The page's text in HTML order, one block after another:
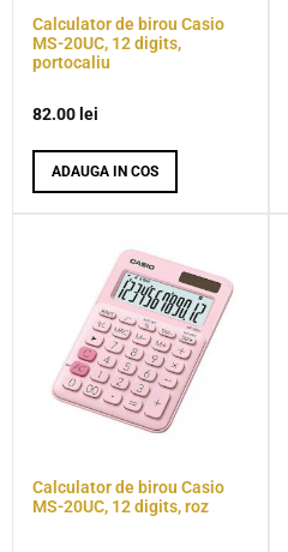
Calculator de birou Casio
MS-20UC, 12 digits,
portocaliu
82.00 lei
ADAUGA IN COS
Calculator de birou Casio
MS-20UC, 12 digits, roz